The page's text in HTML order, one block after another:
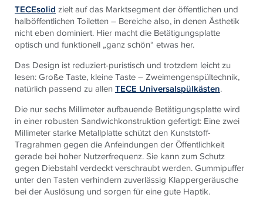
TECEsolid zielt auf das Marktsegment der öffentlichen und
halböffentlichen Toiletten – Bereiche also, in denen Ästhetik
nicht eben dominiert. Hier macht die Betätigungsplatte
optisch und funktionell „ganz schön“ etwas her.
Das Design ist reduziert-puristisch und trotzdem leicht zu
lesen: Große Taste, kleine Taste – Zweimengenspültechnik,
natürlich passend zu allenTECE Universalspülkästen.
Die nur sechs Millimeter aufbauende Betätigungsplatte wird
in einer robusten Sandwichkonstruktion gefertigt: Eine zwei
Millimeter starke Metallplatte schützt den Kunststoff-
Tragrahmen gegen die Anfeindungen der Öffentlichkeit
gerade bei hoher Nutzerfrequenz. Sie kann zum Schutz
gegen Diebstahl verdeckt verschraubt werden. Gummipuffer
unter den Tasten verhindern zuverlässig Klappergeräusche
bei der Auslösung und sorgen für eine gute Haptik.